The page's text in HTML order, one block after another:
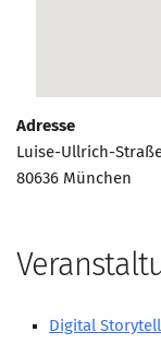
Münchner
Mentoring
Marketing
Adresse
Luise-Ullrich-
80636 München
Digital